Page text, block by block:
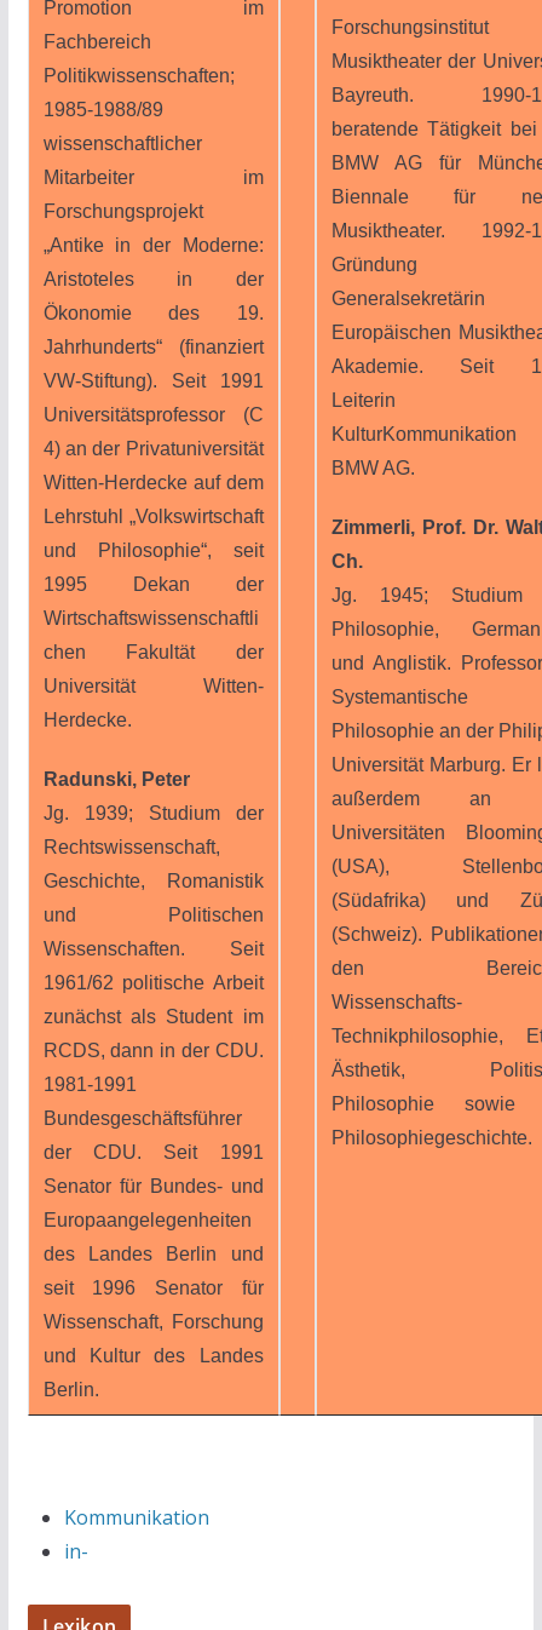
Promotion im
Fachbereich
Politikwissenschaften;
1985-1988/89
wissenschaftlicher
Mitarbeiter im
Forschungsprojekt
„Antike in der Moderne:
Aristoteles in der
Ökonomie des 19.
Jahrhunderts“ (finanziert
VW-Stiftung). Seit 1991
Universitätsprofessor (C
4) an der Privatuniversität
Witten-Herdecke auf dem
Lehrstuhl „Volkswirtschaft
und Philosophie“, seit
1995 Dekan der
Wirtschaftswissenschaftli
chen Fakultät der
Universität Witten-
Herdecke.
Radunski, Peter
Jg. 1939; Studium der
Rechtswissenschaft,
Geschichte, Romanistik
und Politischen
Wissenschaften. Seit
1961/62 politische Arbeit
zunächst als Student im
RCDS, dann in der CDU.
1981-1991
Bundesgeschäftsführer
der CDU. Seit 1991
Senator für Bundes- und
Europaangelegenheiten
des Landes Berlin und
seit 1996 Senator für
Wissenschaft, Forschung
und Kultur des Landes
Berlin.
Forschungsinstitut
Musiktheater der
Bayreuth. 1990-
beratende Tätigkeit
BMW AG für
Biennale für
Musiktheater. 1992-
Gründung
Generalsekretärin
Europäischen
Akademie. Seit
Leiterin
KulturKommunikation
BMW AG.
Zimmerli, Prof. Dr.
Ch.
Jg. 1945; Studium
Philosophie,
und Anglistik.
Systemantische
Philosophie an der
Universität Marburg. Er
außerdem an
Universitäten
(USA),
(Südafrika) und
(Schweiz).
den
Wissenschafts-
Technikphilosophie,
Ästhetik,
Philosophie sowie
Philosophiegeschichte.
Kommunikation
in-